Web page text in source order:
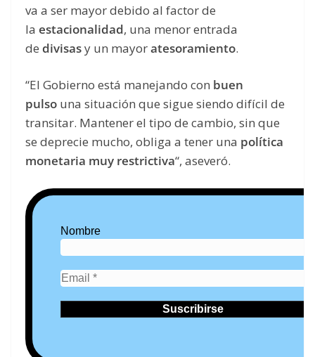
va a ser mayor debido al factor de
la estacionalidad, una menor entrada
de divisasy un mayoratesoramiento.
“El Gobierno está manejando con buen
pulso una situación que sigue siendo difícil de
transitar. Mantener el tipo de cambio, sin que
se deprecie mucho, obliga a tener una política
monetaria muy restrictiva“, aseveró.
Nombre